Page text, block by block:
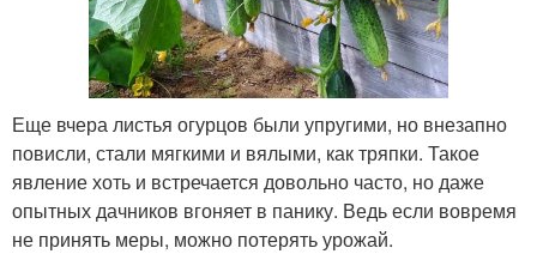
Еще вчера листья огурцов были упругими, но внезапно
повисли, стали мягкими и вялыми, как тряпки. Такое
явление хоть и встречается довольно часто, но даже
опытных дачников вгоняет в панику. Ведь если вовремя
не принять меры, можно потерять урожай.